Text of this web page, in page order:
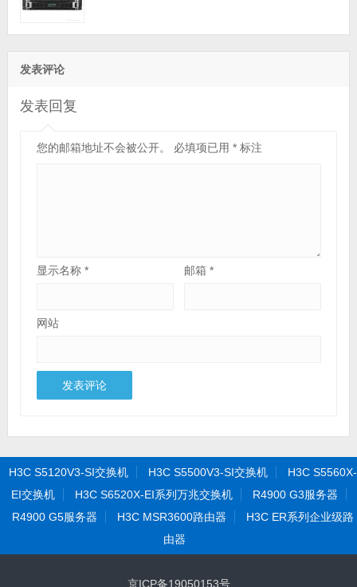
发表评论
发表回复
您的邮箱地址不会被公开。 必填项已用 *标注
显示名称 * 邮箱*
网站
H3C S5120V3-SI交换机 H3C S5500V3-SI交换机
H3C S5560X-
EI交换机
H3C S6520X-EI系列万兆交换机
R4900 G3服务器
R4900 G5服务器
H3C MSR3600路由器
H3C ER系列企业级路
由器
京ICP备19050153号